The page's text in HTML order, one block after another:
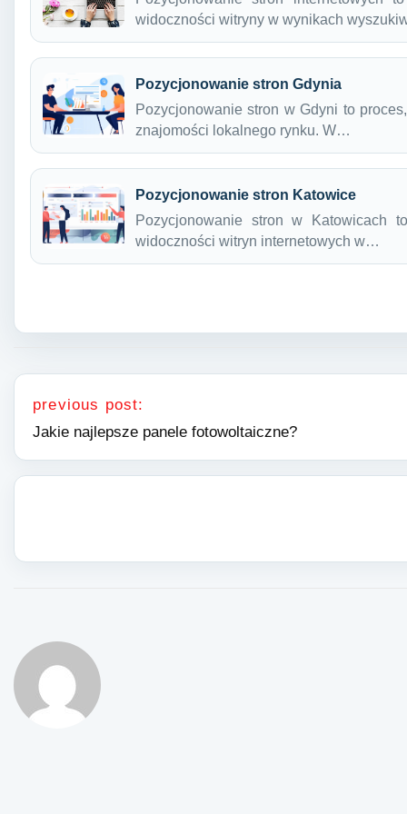
widoczności witryny w wynikach
Pozycjonowanie stron Gdynia
Pozycjonowanie stron w Gdyni to
znajomości lokalnego rynku. W…
Pozycjonowanie stron Katowice
Pozycjonowanie stron w Katowicach
widoczności witryn internetowych w…
Nawigacja wpisu
previous post:
Jakie najlepsze panele fotowoltaiczne?